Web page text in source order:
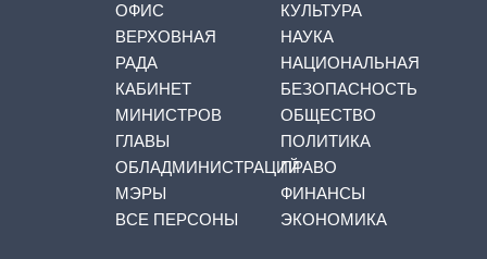
ОФИС
ВЕРХОВНАЯ
РАДА
КАБИНЕТ
МИНИСТРОВ
ГЛАВЫ
ОБЛАДМИНИСТРАЦИЙ
МЭРЫ
ВСЕ ПЕРСОНЫ
КУЛЬТУРА
НАУКА
НАЦИОНАЛЬНАЯ
БЕЗОПАСНОСТЬ
ОБЩЕСТВО
ПОЛИТИКА
ПРАВО
ФИНАНСЫ
ЭКОНОМИКА